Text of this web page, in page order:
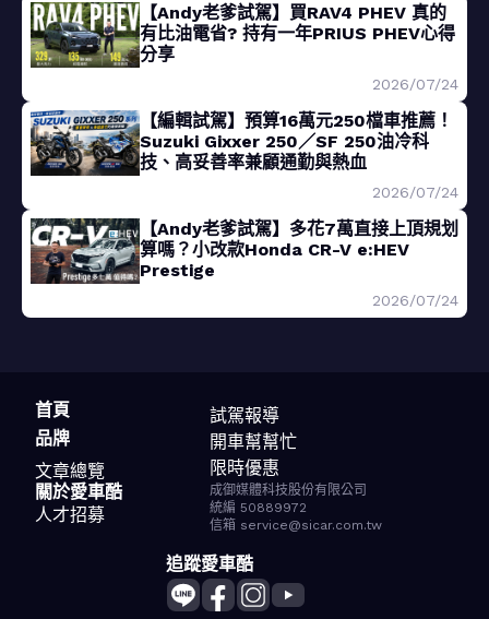
【Andy老爹試駕】買RAV4 PHEV 真的
有比油電省? 持有一年PRIUS PHEV心得
分享
2026/07/24
【編輯試駕】預算16萬元250檔車推薦！
Suzuki Gixxer 250／SF 250油冷科
技、高妥善率兼顧通勤與熱血
2026/07/24
【Andy老爹試駕】多花7萬直接上頂規划
算嗎？小改款Honda CR-V e:HEV
Prestige
2026/07/24
首頁
品牌
文章總覽
試駕報導
開車幫幫忙
限時優惠
關於愛車酷
人才招募
成御媒體科技股份有限公司
統編 50889972
信箱 service@sicar.com.tw
追蹤愛車酷